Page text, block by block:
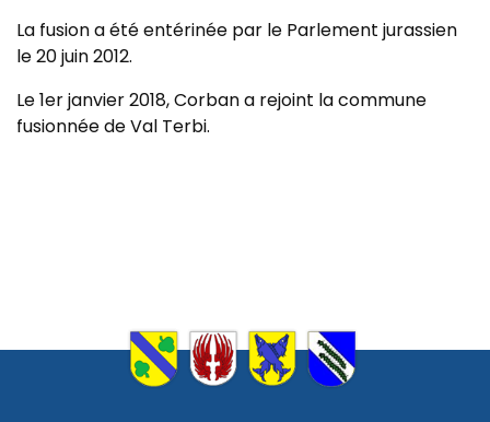
La fusion a été entérinée par le Parlement jurassien
le 20 juin 2012.
Le 1er janvier 2018, Corban a rejoint la commune
fusionnée de Val Terbi.